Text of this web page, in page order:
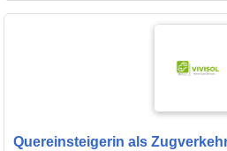
Quereinsteigerin als